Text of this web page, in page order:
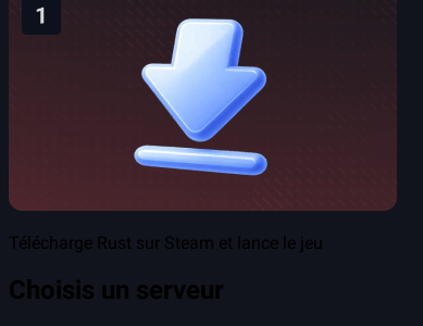
Télécharge Rust sur Steam et lance le jeu
Choisis un serveur